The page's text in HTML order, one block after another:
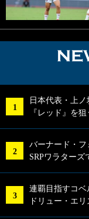
日本代表・上
『レッド』を狙
バーナード・フ
SRPワラターズ
連覇目指すコ
ドリュー・エ